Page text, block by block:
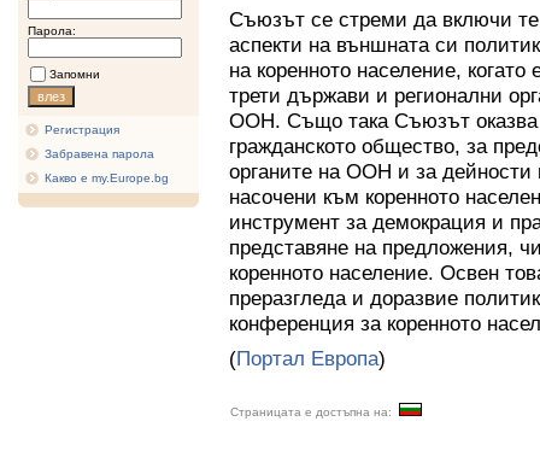
Парола:
Запомни
Регистрация
Забравена парола
Какво е my.Europe.bg
Съюзът се стреми да включи
аспекти на външната си
на коренното население,
трети държави и регионални
ООН. Също така Съюзът оказва
гражданското общество, за
органите на ООН и за дейности
насочени към коренното
инструмент за демокрация и
представяне на предложения,
коренното население. Освен
преразгледа и доразвие
конференция за коренното
(Портал Европа)
Страницата е достъпна на: